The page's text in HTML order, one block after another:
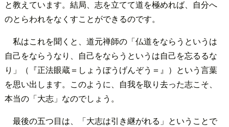
と教えています。結局、志を立てて道を極めれば、自分へ
のとらわれをなくすことができるのです。
私はこれを聞くと、道元禅師の「仏道をならうというは
自己をならうなり、自己をならうというは自己を忘るるな
り」（『正法眼蔵＝しょうぼうげんぞう＝』）という言葉
を思い出します。このように、自我を取り去った志こそ、
本当の「大志」なのでしょう。
最後の五つ目は、「大志は引き継がれる」ということで